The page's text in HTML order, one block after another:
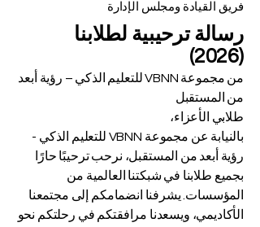
فريق القيادة ومجلس الإدارة
رسالة ترحيبية لطلابنا
(2026)
من مجموعة VBNN للتعليم الذكي – رؤية أبعد
من المستقبل
طلابي الأعزاء،
بالنيابة عن مجموعة VBNN للتعليم الذكي -
رؤية أبعد من المستقبل، نرحب ترحيبًا حارًا
بجميع طلابنا في شبكتنا العالمية من
المؤسسات. يشرفنا انضمامكم إلى مجتمعنا
الأكاديمي، ويسعدنا مرافقتكم في رحلتكم نحو